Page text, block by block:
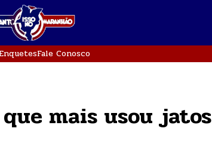
Fale Conosco
mais usou jatos